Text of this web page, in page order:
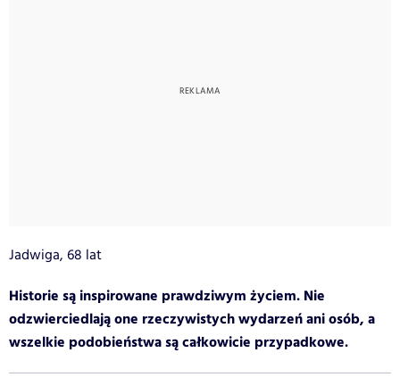
Jadwiga, 68 lat
Historie są inspirowane prawdziwym życiem. Nie
odzwierciedlają one rzeczywistych wydarzeń ani osób, a
wszelkie podobieństwa są całkowicie przypadkowe.